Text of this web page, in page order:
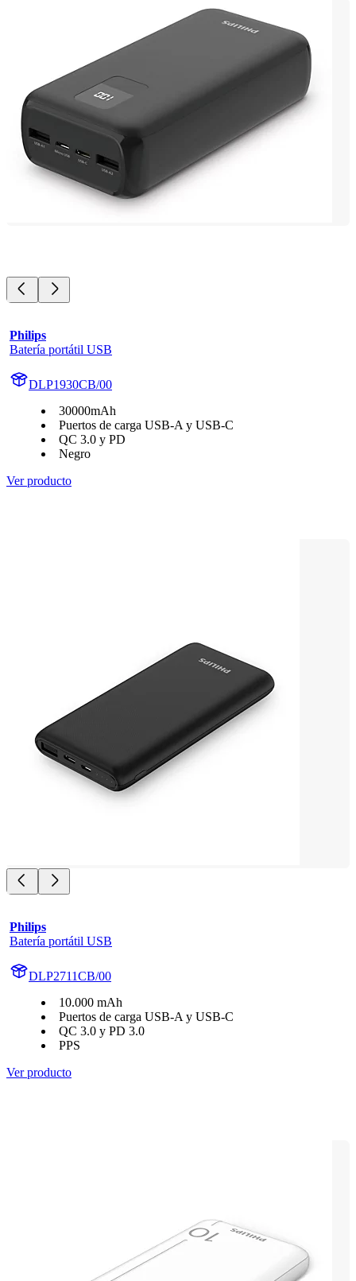
Philips
Batería portátil USB
DLP1930CB/00
30000mAh
Puertos de carga USB-A y USB-C
QC 3.0 y PD
Negro
Ver producto
Philips
Batería portátil USB
DLP2711CB/00
10.000 mAh
Puertos de carga USB-A y USB-C
QC 3.0 y PD 3.0
PPS
Ver producto